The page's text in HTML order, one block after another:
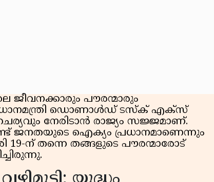
ജീവനക്കാരും പൗരന്മാരും
ഡൊണാൾഡ് ടസ്ക് എക്സ്
നേരിടാൻ രാജ്യം സജ്ജമാണ്.
ജനതയുടെ ഐക്യം പ്രധാനമാണെന്നും
19-ന് തന്നെ തങ്ങളുടെ പൗരന്മാരോട്